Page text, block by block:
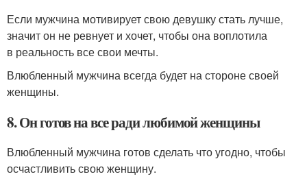
Если мужчина мотивирует свою девушку стать лучше,
значит он не ревнует и хочет, чтобы она воплотила
в реальность все свои мечты.
Влюбленный мужчина всегда будет на стороне своей
женщины.
8. Он готов на все ради любимой женщины
Влюбленный мужчина готов сделать что угодно, чтобы
осчастливить свою женщину.